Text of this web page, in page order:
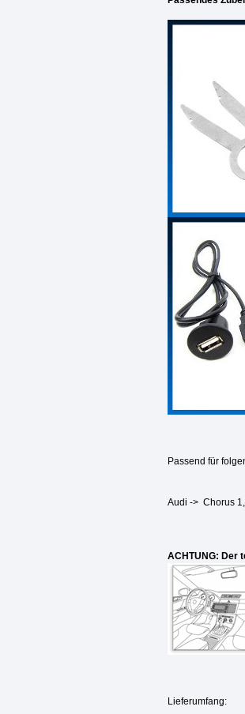
Passend für
Audi -> Chorus
ACHTUNG: Der
Lieferumfang: